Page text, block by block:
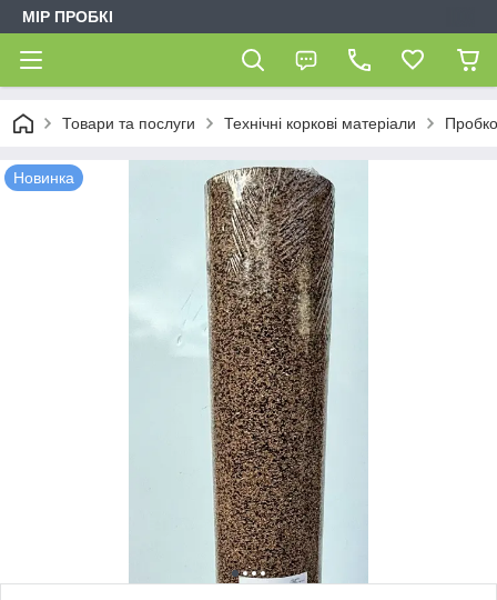
МІР ПРОБКІ
Товари та послуги Технічні коркові матеріали
Новинка